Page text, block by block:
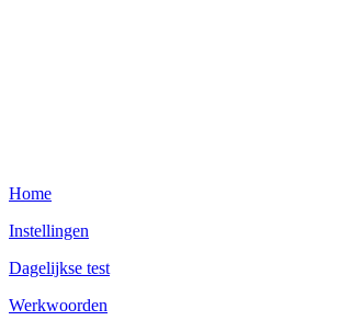
Home
Instellingen
Dagelijkse test
Werkwoorden